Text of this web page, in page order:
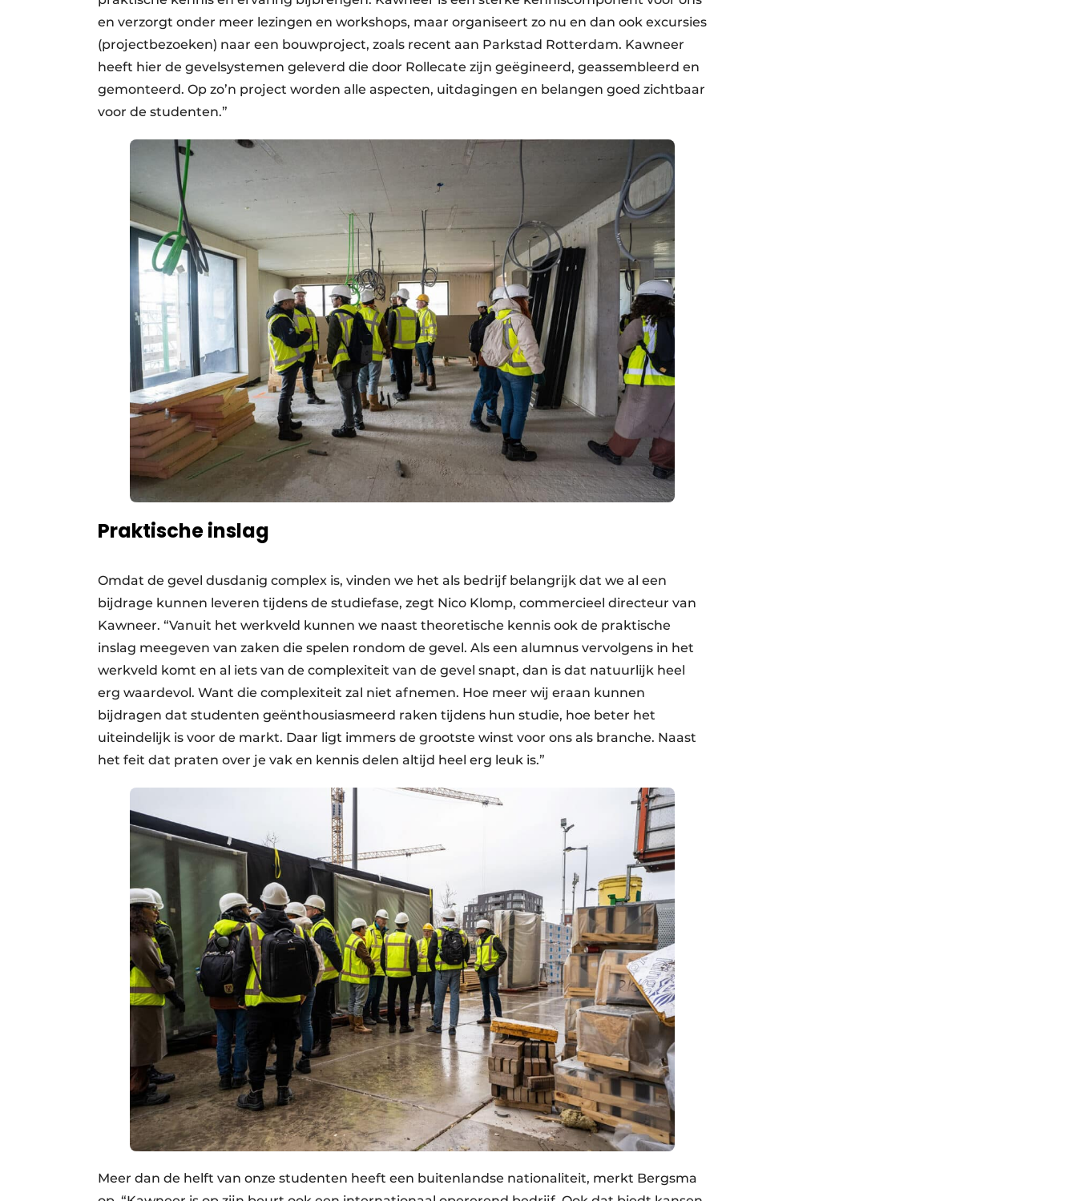
en verzorgt onder meer lezingen en workshops, maar organiseert zo nu en dan ook excursies
(projectbezoeken) naar een bouwproject, zoals recent aan Parkstad Rotterdam. Kawneer
heeft hier de gevelsystemen geleverd die door Rollecate zijn geëgineerd, geassembleerd en
gemonteerd. Op zo’n project worden alle aspecten, uitdagingen en belangen goed zichtbaar
voor de studenten.”
Praktische inslag
Omdat de gevel dusdanig complex is, vinden we het als bedrijf belangrijk dat we al een
bijdrage kunnen leveren tijdens de studiefase, zegt Nico Klomp, commercieel directeur van
Kawneer. “Vanuit het werkveld kunnen we naast theoretische kennis ook de praktische
inslag meegeven van zaken die spelen rondom de gevel. Als een alumnus vervolgens in het
werkveld komt en al iets van de complexiteit van de gevel snapt, dan is dat natuurlijk heel
erg waardevol. Want die complexiteit zal niet afnemen. Hoe meer wij eraan kunnen
bijdragen dat studenten geënthousiasmeerd raken tijdens hun studie, hoe beter het
uiteindelijk is voor de markt. Daar ligt immers de grootste winst voor ons als branche. Naast
het feit dat praten over je vak en kennis delen altijd heel erg leuk is.”
Meer dan de helft van onze studenten heeft een buitenlandse nationaliteit, merkt Bergsma